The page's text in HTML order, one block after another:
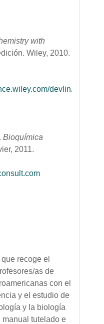
with
Wiley, 2010.
devlin/
Bioquímica
2011.
recoge el
as de
con el
y el estudio de
y la biología
manual tutelado e